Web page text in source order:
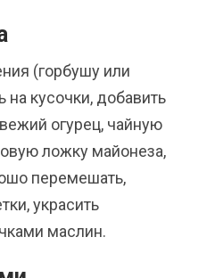
(горбушу или
на кусочки, добавить
огурец, чайную
ложку майонеза,
перемешать,
украсить
маслин.